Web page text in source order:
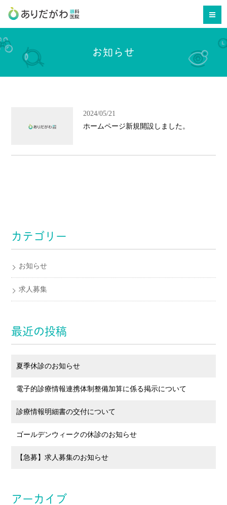
お知らせ
2024/05/21
ホームページ新規開設しました。
カテゴリー
お知らせ
求人募集
最近の投稿
夏季休診のお知らせ
電子的診療情報連携体制整備加算に係る掲示について
診療情報明細書の交付について
ゴールデンウィークの休診のお知らせ
【急募】求人募集のお知らせ
アーカイブ